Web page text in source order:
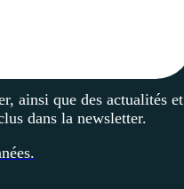
ainsi que des actualités et
dans la newsletter.